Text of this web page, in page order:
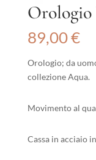
Orologio
89,00€
Orologio; da
collezione Aqua.
Movimento al
Cassa in acciaio